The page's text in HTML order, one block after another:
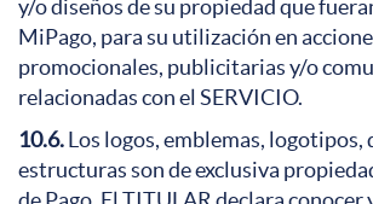
y/o diseños de su propiedad que
MiPago, para su utilización en
promocionales, publicitarias y/o
relacionadas con el SERVICIO.
10.6.Los logos, emblemas, logotipos,
estructuras son de exclusiva